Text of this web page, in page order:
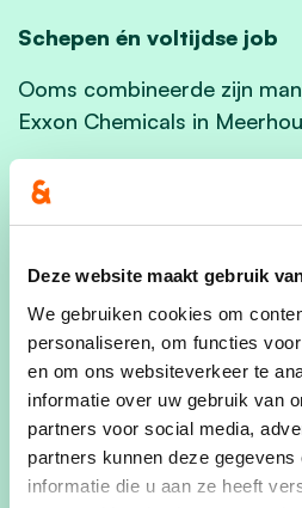
Deze website maakt gebruik
We gebruiken cookies om
personaliseren, om functies
en om ons websiteverkeer te
informatie over uw gebruik van
partners voor social media,
partners kunnen deze
informatie die u aan ze heeft
Schepen én voltijdse job
Ooms combineerde zijn
Exxon Chemicals in
“Elke werfvergadering
uur. Daarna reed ik
technisch centrum, zo’n
Een tip van oud-collega
altijd bij: “Als iemand boos
meteen langskomt. Dat
Persoonlijk ontmoeten
Familie en vrije tijd